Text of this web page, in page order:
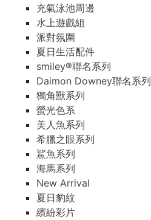
充氣泳池周邊
水上遊戲組
派對氛圍
夏日生活配件
smiley®聯名系列
Daimon Downey聯名系列
獨角獸系列
螢光色系
美人魚系列
希臘之眼系列
鯊魚系列
海馬系列
New Arrival
夏日豹紋
繽紛彩片